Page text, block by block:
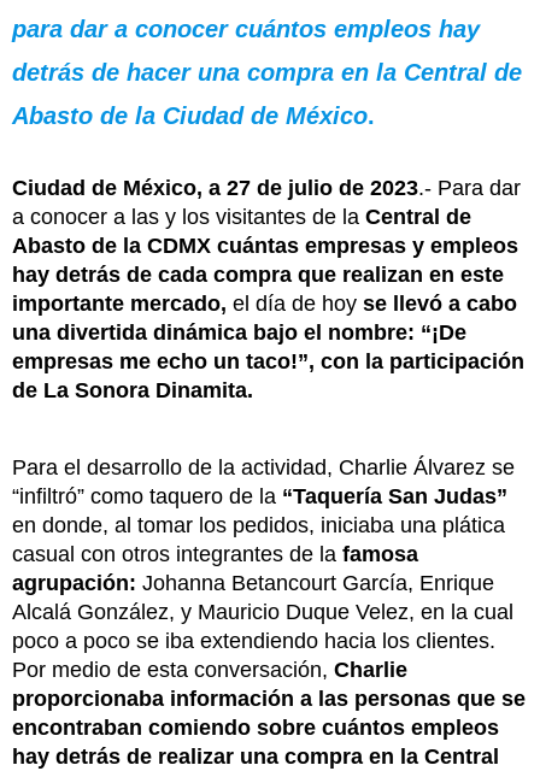
para dar a conocer cuántos empleos hay
detrás de hacer una compra en la Central de
Abasto de la Ciudad de México.
Ciudad de México, a 27 de julio de 2023.- Para dar
a conocer a las y los visitantes de la Central de
Abasto de la CDMX cuántas empresas y empleos
hay detrás de cada compra que realizan en este
importante mercado, el día de hoy se llevó a cabo
una divertida dinámica bajo el nombre: “¡De
empresas me echo un taco!”, con la participación
de La Sonora Dinamita.
Para el desarrollo de la actividad, Charlie Álvarez se
“infiltró” como taquero de la “Taquería San Judas”
en donde, al tomar los pedidos, iniciaba una plática
casual con otros integrantes de la famosa
agrupación: Johanna Betancourt García, Enrique
Alcalá González, y Mauricio Duque Velez, en la cual
poco a poco se iba extendiendo hacia los clientes.
Por medio de esta conversación, Charlie
proporcionaba información a las personas que se
encontraban comiendo sobre cuántos empleos
hay detrás de realizar una compra en la Central